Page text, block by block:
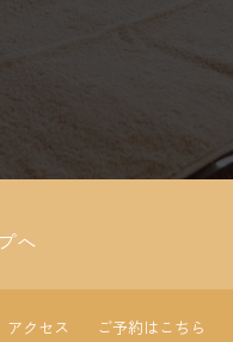
へ
アクセス ご予約はこちら